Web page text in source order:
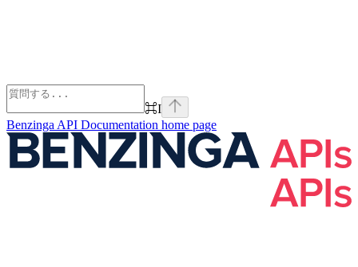
⌘I
Benzinga API Documentation home page